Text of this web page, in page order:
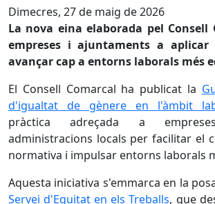
Dimecres, 27 de maig de 2026
La nova eina elaborada pel Consell
empreses i ajuntaments a
avançar cap a entorns laborals més
El Consell Comarcal ha publicat la
d'igualtat de gènere en l'àmbit
pràctica adreçada a
administracions locals per facilitar el
normativa i impulsar entorns laborals
Aquesta iniciativa s'emmarca en la
Servei d'Equitat en els Treballs, que